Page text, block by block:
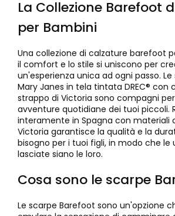
La Collezione Barefoot
per Bambini
Una collezione di calzature barefoot
il comfort e lo stile si uniscono per
un'esperienza unica ad ogni passo. Le
Mary Janes in tela tintata DREC® con
strappo di Victoria sono compagni
avventure quotidiane dei tuoi piccoli.
interamente in Spagna con materiali
Victoria garantisce la qualità e la
bisogno per i tuoi figli, in modo che
lasciate siano le loro.
Cosa sono le scarpe
Le scarpe Barefoot sono un'opzione